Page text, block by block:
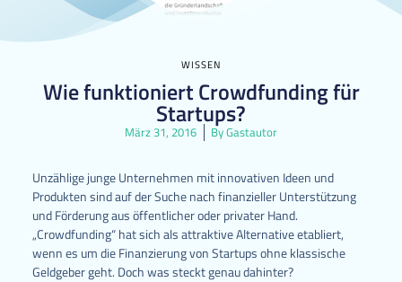
WISSEN
Wie funktioniert Crowdfunding für
Startups?
März 31, 2016 ByGastautor
Unzählige junge Unternehmen mit innovativen Ideen und
Produkten sind auf der Suche nach finanzieller Unterstützung
und Förderung aus öffentlicher oder privater Hand.
„Crowdfunding“ hat sich als attraktive Alternative etabliert,
wenn es um die Finanzierung von Startups ohne klassische
Geldgeber geht. Doch was steckt genau dahinter?